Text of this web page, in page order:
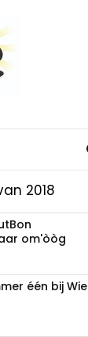
2018
om'òòg
één bij Wie